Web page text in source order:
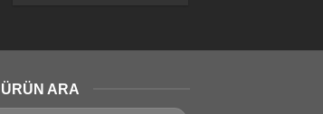
ÜRÜN ARA